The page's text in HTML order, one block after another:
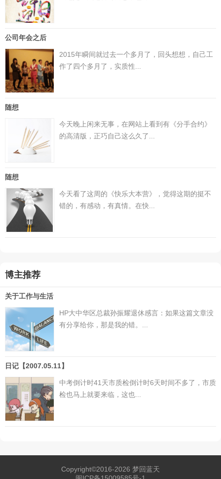
公司年会之后
2015年瞬间就过去一个多月了，回头想想，自己工
作了四个多月了，实质性...
随想
今天晚上闲来无事，在网站上看到有《分手合约》
的高清版，正巧自己这么久了...
随想
今天看了这周的《快乐大本营》，觉得这期的挺不
错的，有感动，有真情。在快...
博主推荐
关于工作与生活
HP大中华区总裁孙振耀退休感言：如果这篇文章没
有分享给你，那是我的错。...
日记【2007.05.11】
中考倒计时41天市质检倒计时6天时间不多了，市质
检也马上就要来临，这也...
Copyright©2016-2026 梦回蓝天